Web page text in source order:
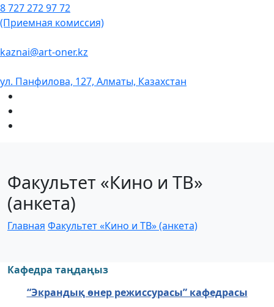
8 727 272 97 72
(Приемная комиссия)
kaznai@art-oner.kz
ул. Панфилова, 127, Алматы, Казахстан
Факультет «Кино и ТВ»
(анкета)
Главная Факультет «Кино и ТВ» (анкета)
Кафедра таңдаңыз
“Экрандық өнер режиссурасы” кафедрасы